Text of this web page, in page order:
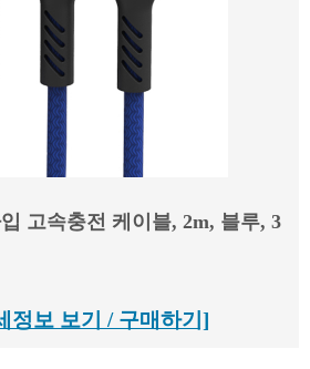
고속충전 케이블, 2m, 블루, 3
정보 보기 / 구매하기]